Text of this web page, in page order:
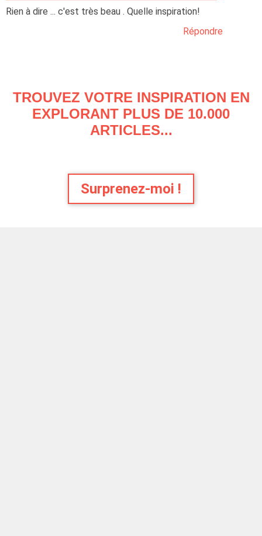
Rien à dire ... c'est très beau . Quelle inspiration!
Répondre
TROUVEZ VOTRE INSPIRATION EN
EXPLORANT PLUS DE 10.000
ARTICLES...
Surprenez-moi !